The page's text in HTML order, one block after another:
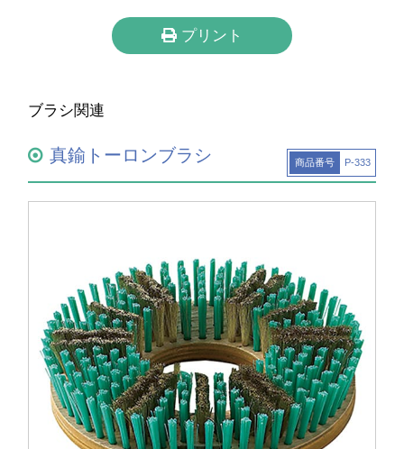
プリント
ブラシ関連
真鍮トーロンブラシ 商品番号 P-333